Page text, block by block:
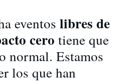
eventos libres de
cero tiene que
normal. Estamos
los que han